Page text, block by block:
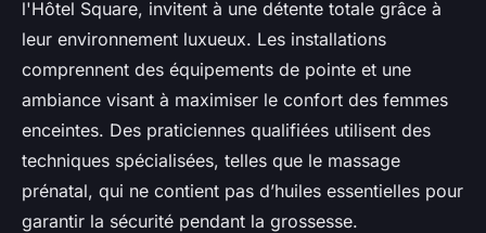
l'Hôtel Square, invitent à une détente totale grâce à
leur environnement luxueux. Les installations
comprennent des équipements de pointe et une
ambiance visant à maximiser le confort des femmes
enceintes. Des praticiennes qualifiées utilisent des
techniques spécialisées, telles que le massage
prénatal, qui ne contient pas d’huiles essentielles pour
garantir la sécurité pendant la grossesse.